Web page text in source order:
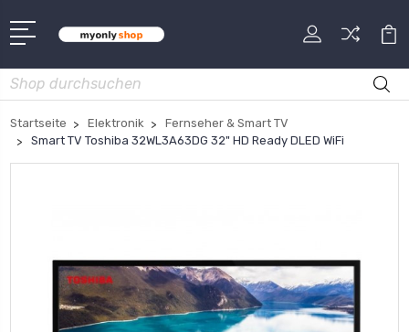
Suche
Startseite Elektronik
Fernseher & Smart TV
Smart TV Toshiba 32WL3A63DG 32" HD Ready DLED WiFi